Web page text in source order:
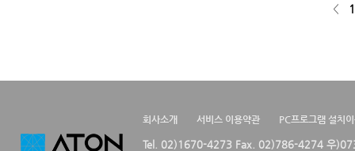
< 1
회사소개 서비스 이용약관 PC프로그램 설치
Tel. 02)1670-4273 Fax. 02)786-4274 우